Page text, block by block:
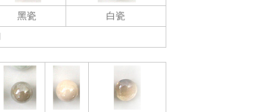
黑瓷 白瓷